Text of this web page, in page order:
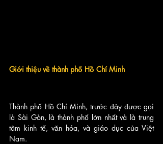
Giới thiệu về thành phố Hồ Chí Minh
Thành phố Hồ Chí Minh, trước đây được gọi
là Sài Gòn, là thành phố lớn nhất và là trung
tâm kinh tế, văn hóa, và giáo dục của Việt
Nam.